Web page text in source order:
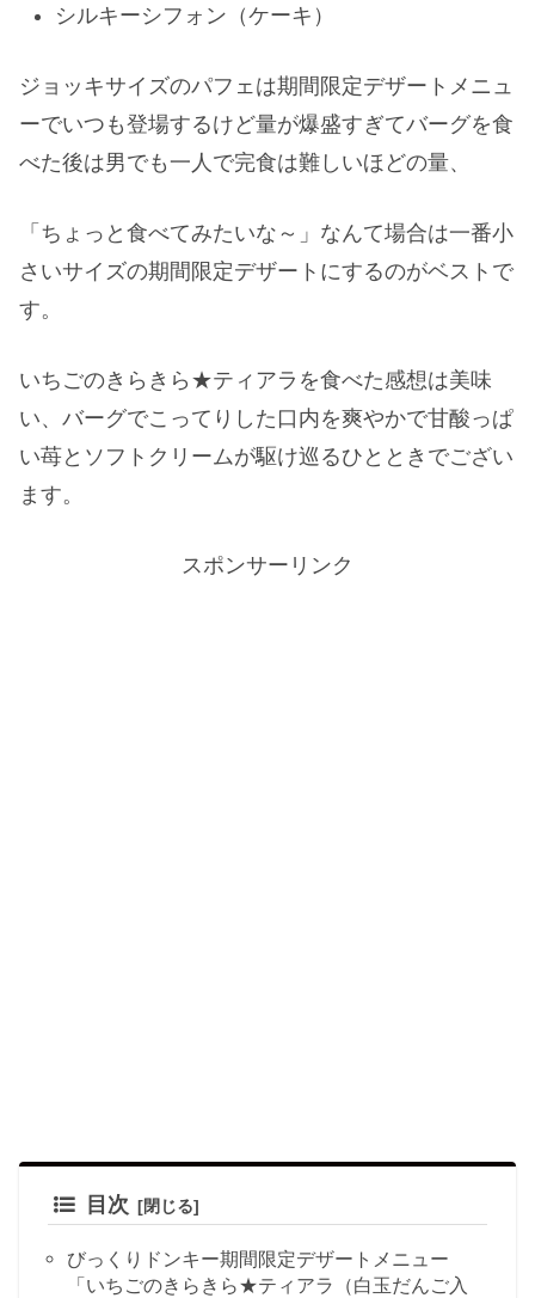
シルキーシフォン（ケーキ）
ジョッキサイズのパフェは期間限定デザートメニュ
ーでいつも登場するけど量が爆盛すぎてバーグを食
べた後は男でも一人で完食は難しいほどの量、
「ちょっと食べてみたいな～」なんて場合は一番小
さいサイズの期間限定デザートにするのがベストで
す。
いちごのきらきら★ティアラを食べた感想は美味
い、バーグでこってりした口内を爽やかで甘酸っぱ
い苺とソフトクリームが駆け巡るひとときでござい
ます。
スポンサーリンク
目次
びっくりドンキー期間限定デザートメニュー
「いちごのきらきら★ティアラ（白玉だんご入